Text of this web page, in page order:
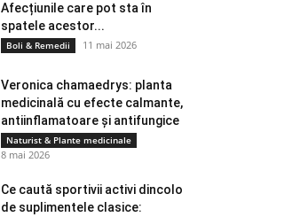
Afecțiunile care pot sta în
spatele acestor...
Boli & Remedii 11 mai 2026
Veronica chamaedrys: planta
medicinală cu efecte calmante,
antiinflamatoare și antifungice
Naturist & Plante medicinale
8 mai 2026
Ce caută sportivii activi dincolo
de suplimentele clasice: